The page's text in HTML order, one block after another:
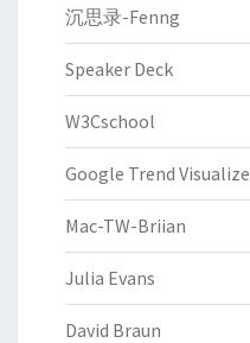
沉思录-Fenng
Speaker Deck
W3Cschool
Google Trend Visualize
Mac-TW-Briian
Julia Evans
David Braun